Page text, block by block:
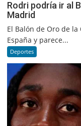
Rodri podría ir al
Madrid
El Balón de Oro de
España y parece...
Deportes